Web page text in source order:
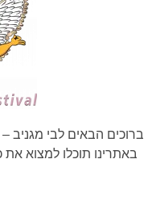
ברוכים הבאים לבי
באתרינו תוכלו למצוא את